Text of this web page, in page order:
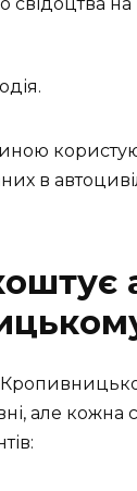
в
але кожна